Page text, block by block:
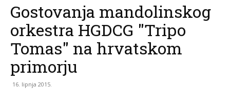
Gostovanja mandolinskog
orkestra HGDCG "Tripo
Tomas" na hrvatskom
primorju
16. lipnja 2015.